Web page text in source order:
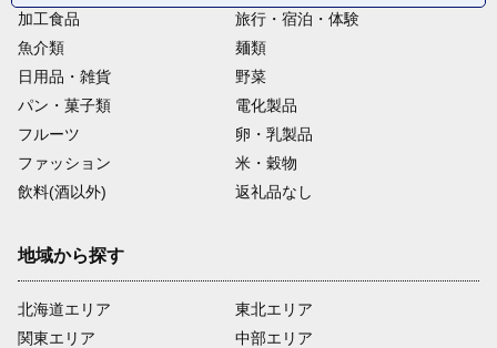
加工食品
旅行・宿泊・体験
魚介類
麺類
日用品・雑貨
野菜
パン・菓子類
電化製品
フルーツ
卵・乳製品
ファッション
米・穀物
飲料(酒以外)
返礼品なし
地域から探す
北海道エリア
関東エリア
東北エリア
中部エリア